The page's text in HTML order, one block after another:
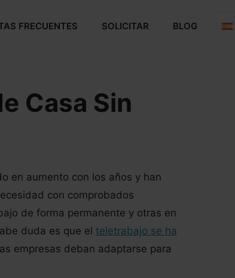
FRECUENTES SOLICITAR BLOG
Casa Sin
en aumento con los años y han
con comprobados
de forma permanente y otras en
duda es que el teletrabajo se ha
empresas deban adaptarse para